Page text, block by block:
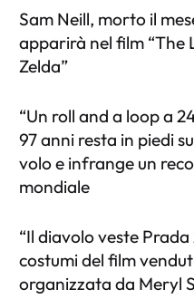
Sam Neill, morto il
apparirà nel film “The
Zelda”
“Un roll and a loop a
97 anni resta in piedi
volo e infrange un
mondiale
“Il diavolo veste Prada
costumi del film
organizzata da Meryl